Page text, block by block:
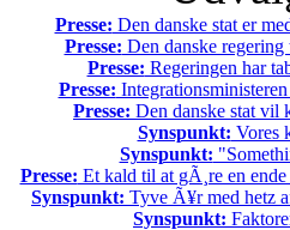
Presse: Den danske stat er
Presse: Den danske
Presse: Regeringen har
Presse:
Presse: Den danske stat vil
Synspunkt: Vores
Synspunkt:
Presse: Et kald til at gÃ¸re en
Synspunkt: Tyve Ã¥r med hetz
Synspunkt: